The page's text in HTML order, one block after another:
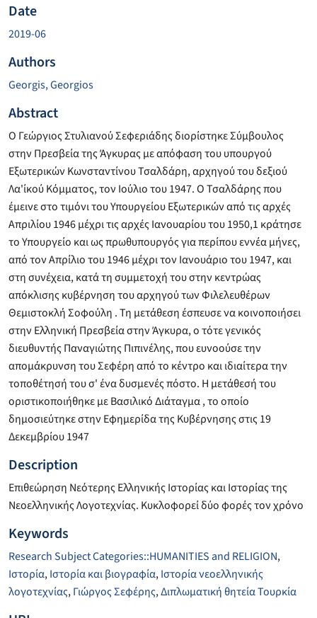
Date
2019-06
Authors
Georgis, Georgios
Abstract
Ο Γεώργιος Στυλιανού Σεφεριάδης διορίστηκε Σύμβουλος
στην Πρεσβεία της Άγκυρας με απόφαση του υπουργού
Εξωτερικών Κωνσταντίνου Τσαλδάρη, αρχηγού του δεξιού
Λα'ίκού Κόμματος, τον Ιούλιο του 1947. Ο Τσαλδάρης που
έμεινε στο τιμόνι του Υπουργείου Εξωτερικών από τις αρχές
Απριλίου 1946 μέχρι τις αρχές Ιανουαρίου του 1950,1 κράτησε
το Υπουργείο και ως πρωθυπουργός για περίπου εννέα μήνες,
από τον Απρίλιο του 1946 μέχρι τον Ιανουάριο του 1947, και
στη συνέχεια, κατά τη συμμετοχή του στην κεντρώας
απόκλισης κυβέρνηση του αρχηγού των Φιλελευθέρων
Θεμιστοκλή Σοφούλη . Τη μετάθεση έσπευσε να κοινοποιήσει
στην Ελληνική Πρεσβεία στην Άγκυρα, ο τότε γενικός
διευθυντής Παναγιώτης Πιπινέλης, που ευνοούσε την
απομάκρυνση του Σεφέρη από το κέντρο και ιδιαίτερα την
τοποθέτησή του σ' ένα δυσμενές πόστο. Η μετάθεσή του
οριστικοποιήθηκε με Βασιλικό Διάταγμα , το οποίο
δημοσιεύτηκε στην Εφημερίδα της Κυβέρνησης στις 19
Δεκεμβρίου 1947
Description
Επιθεώρηση Νεότερης Ελληνικής Ιστορίας και Ιστορίας της
Νεοελληνικής Λογοτεχνίας. Κυκλοφορεί δύο φορές τον χρόνο
Keywords
Research Subject Categories::HUMANITIES and RELIGION,
Ιστορία,Ιστορία και βιογραφία,Ιστορία νεοελληνικής
λογοτεχνίας,Γιώργος Σεφέρης,Διπλωματική θητεία Τουρκία